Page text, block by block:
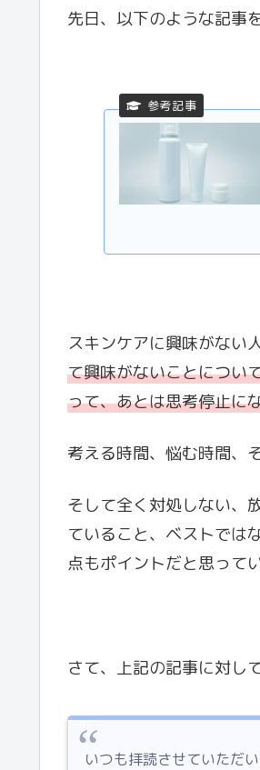
先日、以下のような記事
スキンケアに興味がない
て興味がないことについ
って、あとは思考停止に
考える時間、悩む時間、
そして全く対処しない、
ていること、ベストでは
点もポイントだと思ってい
さて、上記の記事に対し
いつも拝読させていただい